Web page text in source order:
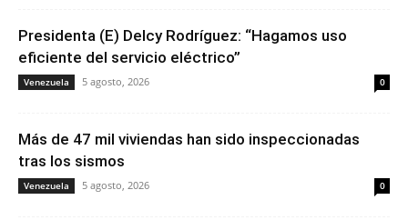
Presidenta (E) Delcy Rodríguez: “Hagamos uso
eficiente del servicio eléctrico”
Venezuela 5 agosto, 2026 0
Más de 47 mil viviendas han sido inspeccionadas
tras los sismos
Venezuela 5 agosto, 2026 0